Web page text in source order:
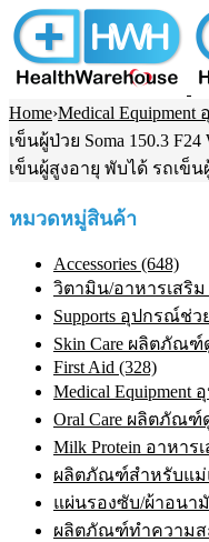
Home›Medical
เข็นผู้ป่วย Soma 150.3
เข็นผู้สูงอายุ พับได้ รถเข็
หมวดหมู่สินค้า
Accessories (648)
วิตามิน/อาหารเสริม
Supports อุปกรณ์ช่ว
Skin Care ผลิตภัณฑ์
First Aid (328)
Medical
Oral Care ผลิตภัณฑ์
Milk Protein อาหา
ผลิตภัณฑ์สำหรับแม่
แผ่นรองซับ/ผ้าอนามั
ผลิตภัณฑ์ทําความส